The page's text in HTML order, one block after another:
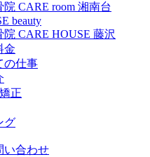
CARE room 湘南台
beauty
CARE HOUSE 藤沢
金
の仕事
正
グ
い合わせ